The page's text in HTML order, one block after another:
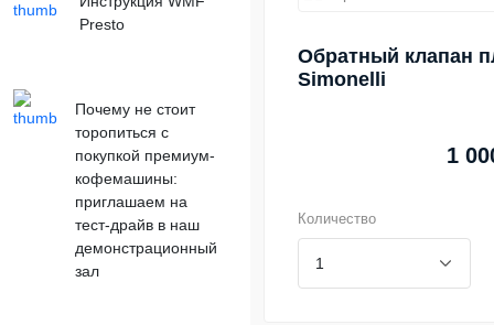
Presto
Почему не стоит
торопиться с
покупкой премиум-
кофемашины:
приглашаем на
тест-драйв в наш
демонстрационный
зал
Обратный клапан
Simonelli
1
Количество